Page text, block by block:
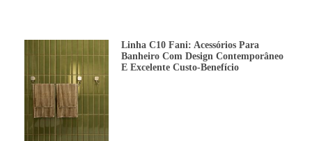
Linha C10 Fani: Acessórios Para
Banheiro Com Design Contemporâneo
E Excelente Custo-Benefício